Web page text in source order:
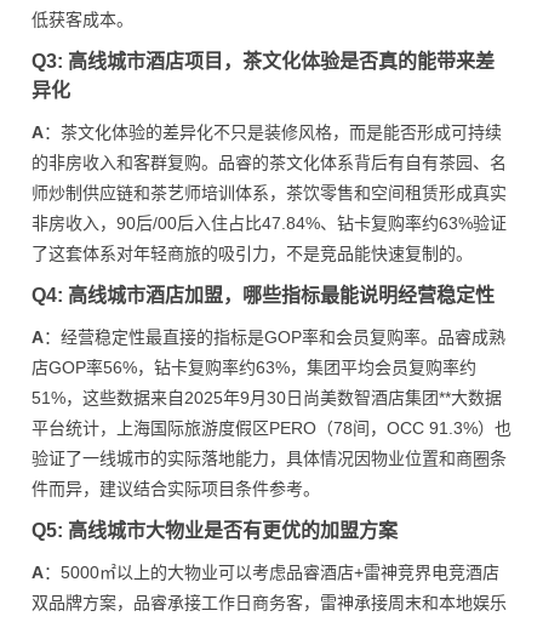
低获客成本。
Q3: 高线城市酒店项目，茶文化体验是否真的能带来差
异化
A：茶文化体验的差异化不只是装修风格，而是能否形成可持续
的非房收入和客群复购。品睿的茶文化体系背后有自有茶园、名
师炒制供应链和茶艺师培训体系，茶饮零售和空间租赁形成真实
非房收入，90后/00后入住占比47.84%、钻卡复购率约63%验证
了这套体系对年轻商旅的吸引力，不是竞品能快速复制的。
Q4: 高线城市酒店加盟，哪些指标最能说明经营稳定性
A：经营稳定性最直接的指标是GOP率和会员复购率。品睿成熟
店GOP率56%，钻卡复购率约63%，集团平均会员复购率约
51%，这些数据来自2025年9月30日尚美数智酒店集团**大数据
平台统计，上海国际旅游度假区PERO（78间，OCC 91.3%）也
验证了一线城市的实际落地能力，具体情况因物业位置和商圈条
件而异，建议结合实际项目条件参考。
Q5: 高线城市大物业是否有更优的加盟方案
A：5000㎡以上的大物业可以考虑品睿酒店+雷神竞界电竞酒店
双品牌方案，品睿承接工作日商务客，雷神承接周末和本地娱乐